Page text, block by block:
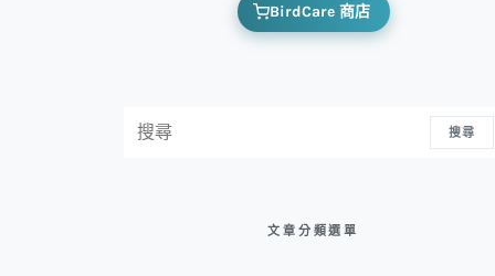
BirdCare 商店
搜尋
文章分類選單